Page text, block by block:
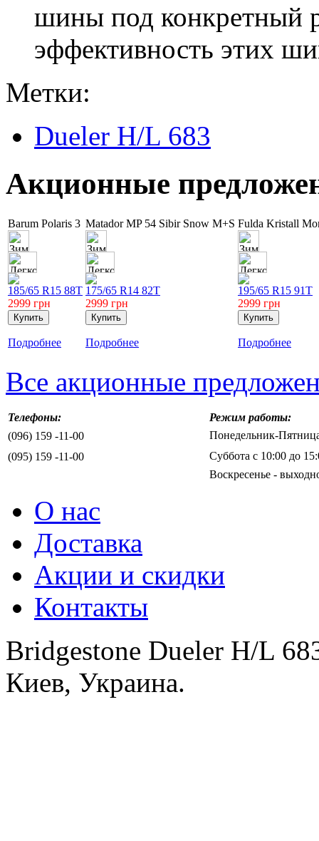
шины под конкретный
эффективность этих
Метки:
Dueler H/L 683
Акционные
Barum Polaris 3
185/65 R15 88T
2999 грн
Подробнее
Matador MP 54 Sibir Snow M+S
175/65 R14 82T
2999 грн
Подробнее
Fulda Kristall
195/65 R15 91T
2999 грн
Подробнее
Все акционные
Телефоны:
Режим работы:
(096) 159 -11-00
Понедельник-
(095) 159 -11-00
Суббота с 10:00 до
Воскресенье -
О нас
Доставка
Акции и скидки
Контакты
Bridgestone Dueler H/L
Киев, Украина.